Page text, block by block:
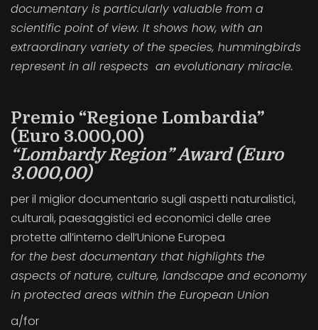
documentary is particularly valuable from a
scientific point of view. It shows how, with an
extraordinary variety of the species, hummingbirds
represent in all respects an evolutionary miracle.
Premio “Regione Lombardia”
(Euro 3.000,00)
“Lombardy Region” Award (Euro
3.000,00)
per il miglior documentario sugli aspetti naturalistici,
culturali, paesaggistici ed economici delle aree
protette all’interno dell’Unione Europea
for the best documentary that highlights the
aspects of nature, culture, landscape and economy
in protected areas within the European Union
a/for